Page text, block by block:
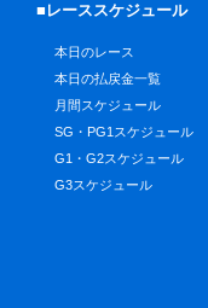
■レーススケジュール
本日のレース
本日の払戻金一覧
月間スケジュール
SG・PG1スケジュール
G1・G2スケジュール
G3スケジュール